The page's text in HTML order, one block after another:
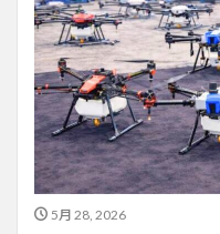
5月 28, 2026